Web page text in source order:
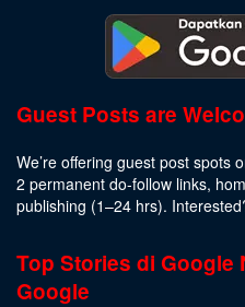
Guest Posts are
We’re offering guest post spots
2 permanent do-follow links,
publishing (1–24 hrs). Interested
Top Stories di Google
Google